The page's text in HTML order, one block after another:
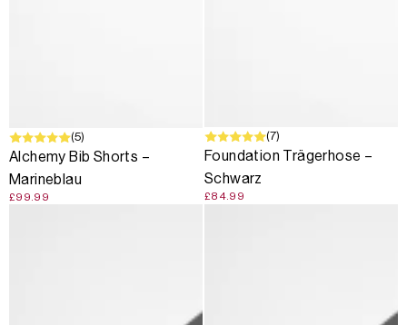
(5)
Alchemy Bib Shorts –
Marineblau
£99.99
(7)
Foundation Trägerhose –
Schwarz
£84.99